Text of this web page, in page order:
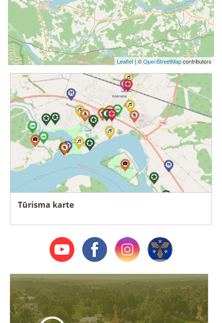
Leaflet | ©OpenStreetMapcontributors
Tūrisma karte